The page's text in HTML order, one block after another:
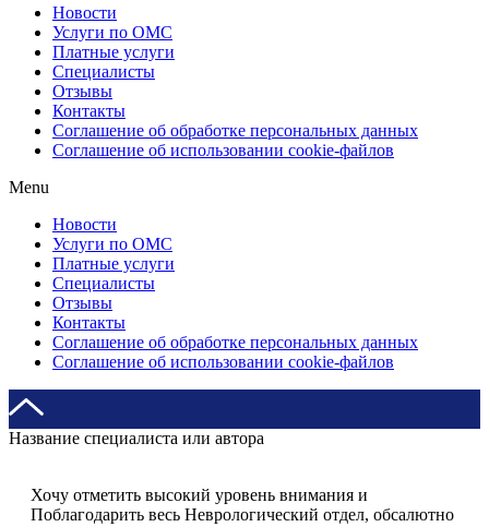
Новости
Услуги по ОМС
Платные услуги
Специалисты
Отзывы
Контакты
Соглашение об обработке персональных данных
Соглашение об использовании cookie-файлов
Menu
Новости
Услуги по ОМС
Платные услуги
Специалисты
Отзывы
Контакты
Соглашение об обработке персональных данных
Соглашение об использовании cookie-файлов
Название специалиста или автора
Хочу отметить высокий уровень внимания и
Поблагодарить весь Неврологический отдел, обсалютно